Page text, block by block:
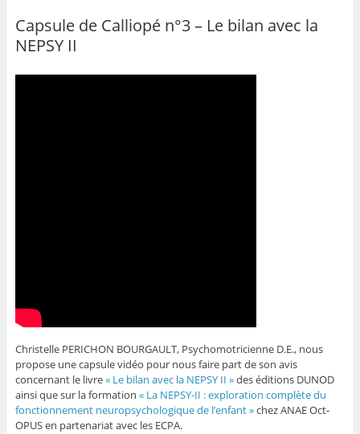
Capsule de Calliopé n°3 – Le bilan avec la
NEPSY II
Christelle PERICHON BOURGAULT, Psychomotricienne D.E., nous
propose une capsule vidéo pour nous faire part de son avis
concernant le livre« Le bilan avec la NEPSY II »des éditions DUNOD
ainsi que sur la formation « La NEPSY-II : exploration complète du
fonctionnement neuropsychologique de l’enfant »chez ANAE Oct-
OPUS en partenariat avec les ECPA.